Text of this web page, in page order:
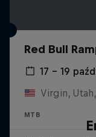
Red Bull
17 – 19
Virgin,
MTB